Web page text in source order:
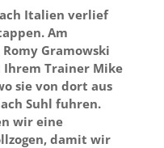
Italien verlief
Am
Gramowski
Trainer Mike
sie von dort aus
Suhl fuhren.
wir eine
damit wir